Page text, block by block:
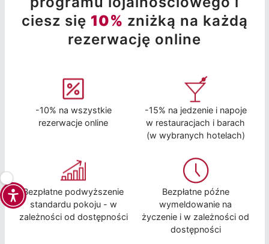
ciesz się 10% zniżką na każdą
rezerwację online
-10% na wszystkie
rezerwacje online
-15% na jedzenie i napoje
w restauracjach i barach
(w wybranych hotelach)
Bezpłatne podwyższenie
standardu pokoju - w
zależności od dostępności
Bezpłatne późne
wymeldowanie na
życzenie i w zależności od
dostępności